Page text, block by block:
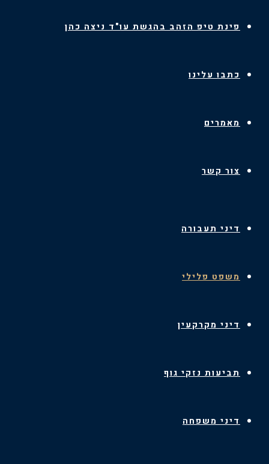
פינת טיפ הזהב בהגשת עו"ד ניצה כהן
כתבו עלינו
מאמרים
צור קשר
דיני תעבורה
משפט פלילי
דיני מקרקעין
תביעות נזקי גוף
דיני משפחה